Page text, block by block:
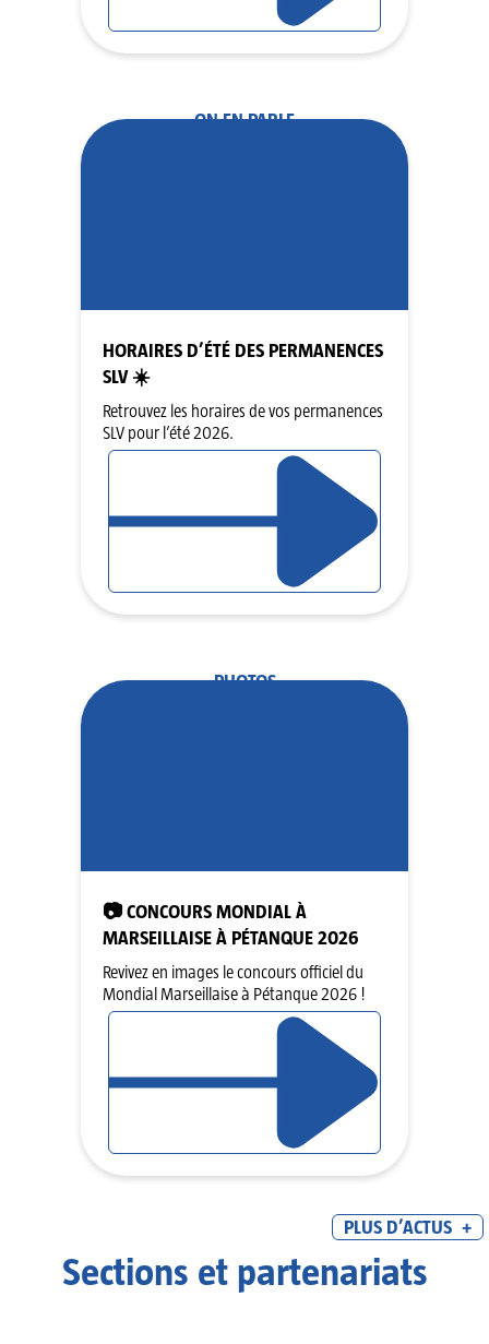
ON EN PARLE
HORAIRES D’ÉTÉ DES PERMANENCES
SLV ☀️
Retrouvez les horaires de vos permanences
SLV pour l’été 2026.
PHOTOS
📷 CONCOURS MONDIAL À
MARSEILLAISE À PÉTANQUE 2026
Revivez en images le concours officiel du
Mondial Marseillaise à Pétanque 2026 !
PLUS D’ACTUS +
Sections et partenariats